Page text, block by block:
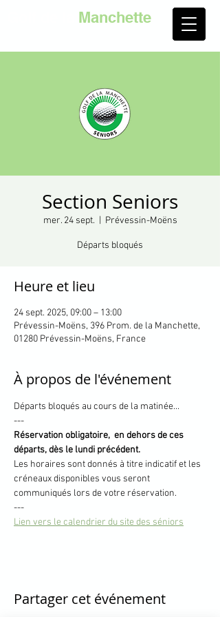
Manchette
Section Seniors
mer. 24 sept. Prévessin-Moëns
Départs bloqués
Heure et lieu
24 sept. 2025, 09:00 – 13:00
Prévessin-Moëns, 396 Prom. de la Manchette,
01280 Prévessin-Moëns, France
À propos de l'événement
Départs bloqués au cours de la matinée...
---
Réservation obligatoire,  en dehors de ces
départs, dès le lundi précédent.
Les horaires sont donnés à titre indicatif et les
créneaux disponibles vous seront
communiqués lors de votre réservation.
---
Lien vers le calendrier du site des séniors
Partager cet événement